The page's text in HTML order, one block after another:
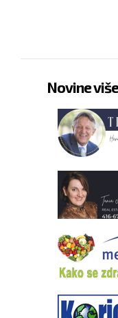
Novine